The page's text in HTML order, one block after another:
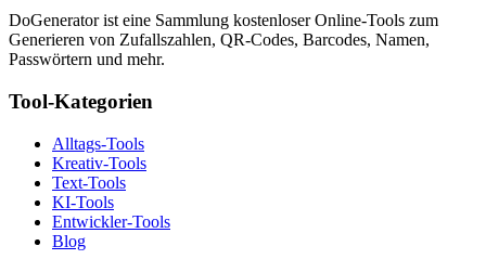
DoGenerator ist eine Sammlung kostenloser Online-Tools zum
Generieren von Zufallszahlen, QR-Codes, Barcodes, Namen,
Passwörtern und mehr.
Tool-Kategorien
Alltags-Tools
Kreativ-Tools
Text-Tools
KI-Tools
Entwickler-Tools
Blog